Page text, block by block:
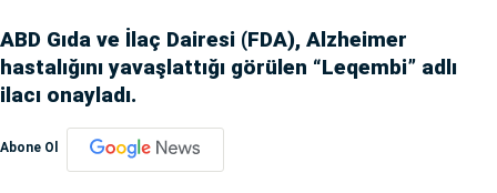
ABD Gıda ve İlaç Dairesi (FDA), Alzheimer
hastalığını yavaşlattığı görülen “Leqembi” adlı
ilacı onayladı.
Abone Ol